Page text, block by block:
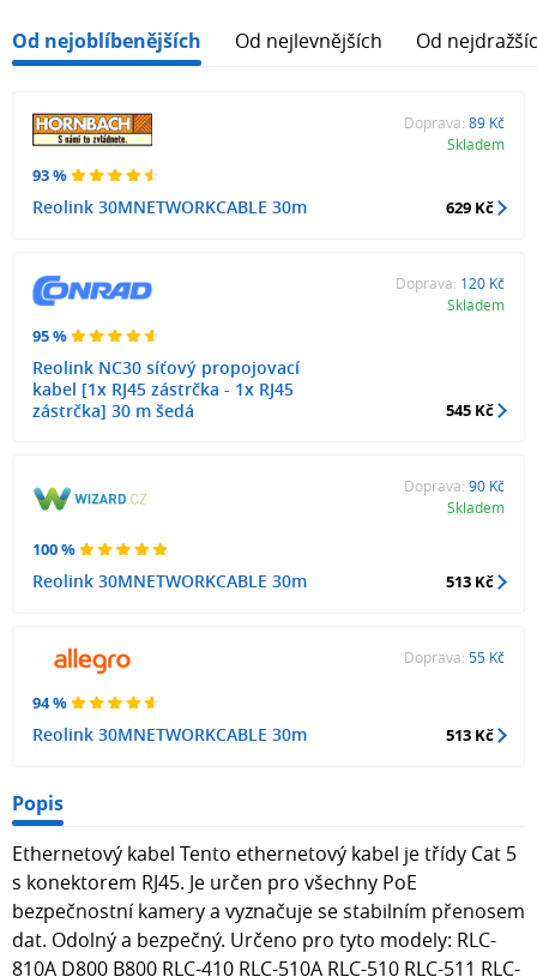
Od nejoblíbenějších Od nejlevnějších Od
93 %
Reolink 30MNETWORKCABLE 30m
Doprava: 89 Kč
Skladem
629 Kč
95 %
Reolink NC30 síťový propojovací
kabel [1x RJ45 zástrčka - 1x RJ45
zástrčka] 30 m šedá
Doprava: 120 Kč
Skladem
545 Kč
100 %
Reolink 30MNETWORKCABLE 30m
Doprava: 90 Kč
Skladem
513 Kč
94 %
Reolink 30MNETWORKCABLE 30m
Doprava: 55 Kč
513 Kč
Popis
Ethernetový kabel Tento ethernetový kabel je třídy Cat 5
s konektorem RJ45. Je určen pro všechny PoE
bezpečnostní kamery a vyznačuje se stabilním přenosem
dat. Odolný a bezpečný. Určeno pro tyto modely: RLC-
810A D800 B800 RLC-410 RLC-510A RLC-510 RLC-511 RLC-